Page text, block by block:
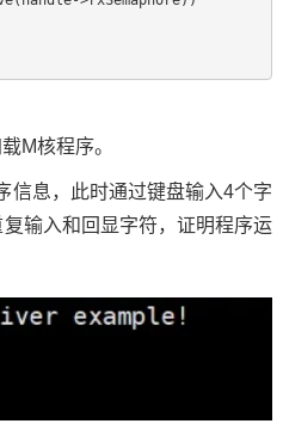
M核程序。
息，此时通过键盘输入4个字
输入和回显字符，证明程序运